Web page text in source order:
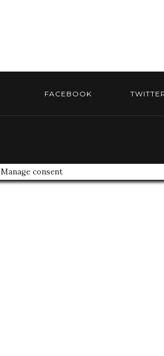
FACEBOOK
Manage consent